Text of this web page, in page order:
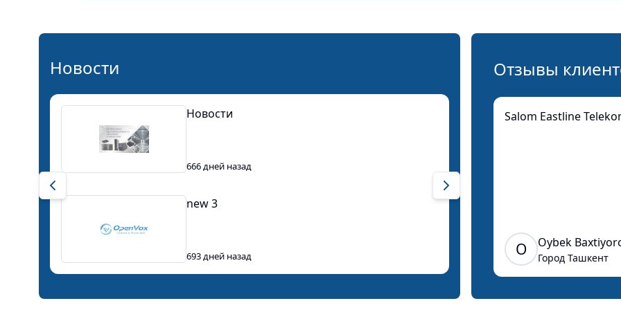
Новости
Previous slide
Новости
666 дней назад
new 3
693 дней назад
Next slide
Отзывы
Salom Eastline
O Oybek
Город Ташкент